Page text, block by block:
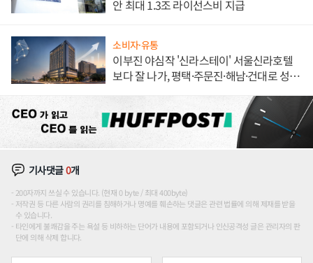
안 최대 1.3조 라이선스비 지급
소비자·유통
이부진 야심작 '신라스테이' 서울신라호텔
보다 잘 나가, 평택·주문진·해남·건대로 성
기사댓글0개
200자까지 쓰실 수 있습니다. (현재 0 byte / 최대 400byte)
저작권 등 다른 사람의 권리를 침해하거나 명예를 훼손하는 댓글은 관련 법률에 의해 제재를 받을
수 있습니다.
타인에게 불쾌감을 주는 욕설 등 비하하는 단어가 내용에 포함되거나 인신공격성 글은 관리자의 판
단에 의해 삭제 합니다.